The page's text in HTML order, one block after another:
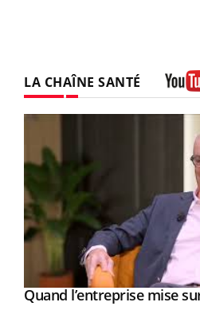
LA CHAÎNE SANTÉ
Youtube
Quand l’entreprise mise